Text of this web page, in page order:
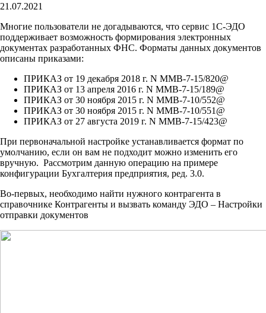
21.07.2021
Многие пользователи не догадываются, что сервис 1С-ЭДО
поддерживает возможность формирования электронных
документах разработанных ФНС. Форматы данных документов
описаны приказами:
ПРИКАЗ от 19 декабря 2018 г. N ММВ-7-15/820@
ПРИКАЗ от 13 апреля 2016 г. N ММВ-7-15/189@
ПРИКАЗ от 30 ноября 2015 г. N ММВ-7-10/552@
ПРИКАЗ от 30 ноября 2015 г. N ММВ-7-10/551@
ПРИКАЗ от 27 августа 2019 г. N ММВ-7-15/423@
При первоначальной настройке устанавливается формат по
умолчанию, если он вам не подходит можно изменить его
вручную. Рассмотрим данную операцию на примере
конфигурации Бухгалтерия предприятия, ред. 3.0.
Во-первых, необходимо найти нужного контрагента в
справочнике Контрагенты и вызвать команду ЭДО – Настройки
отправки документов